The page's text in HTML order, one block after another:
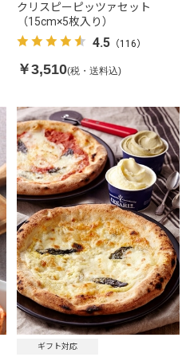
クリスピーピッツァセット
（15cm×5枚入り）
4.5（116）
￥3,510(税・送料込)
ギフト対応